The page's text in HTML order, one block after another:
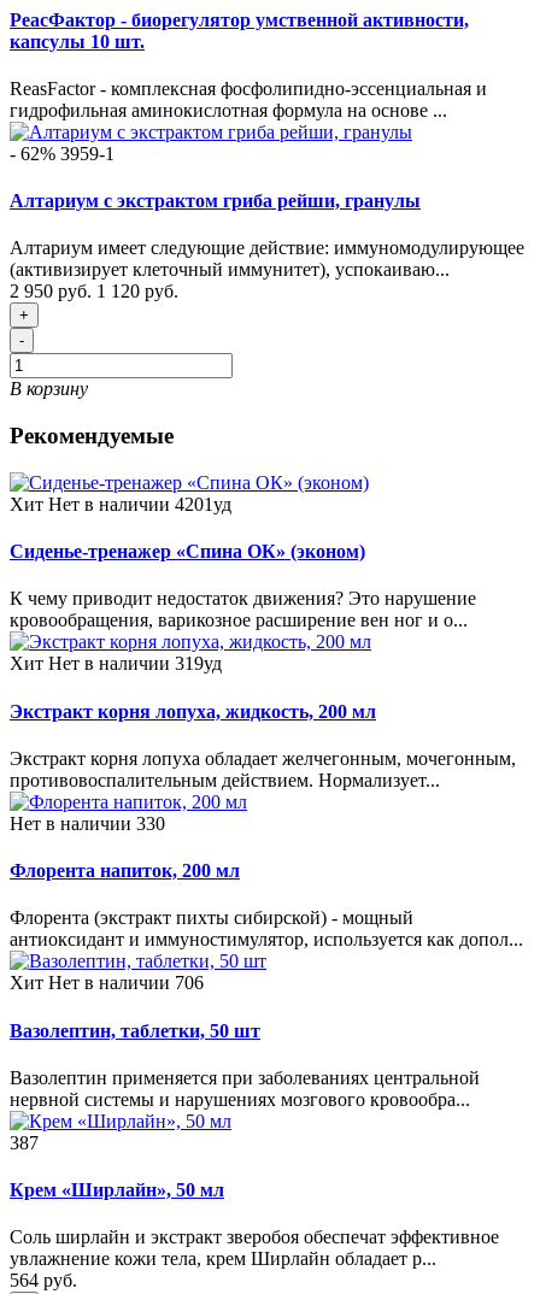
РеасФактор - биорегулятор умственной активности,
капсулы 10 шт.
ReasFactor - комплексная фосфолипидно-эссенциальная и
гидрофильная аминокислотная формула на основе ...
- 62% 3959-1
Алтариум с экстрактом гриба рейши, гранулы
Алтариум имеет следующие действие: иммуномодулирующее
(активизирует клеточный иммунитет), успокаиваю...
2 950 руб. 1 120 руб.
+
-
В корзину
Рекомендуемые
Хит Нет в наличии 4201уд
Сиденье-тренажер «Спина ОК» (эконом)
К чему приводит недостаток движения? Это нарушение
кровообращения, варикозное расширение вен ног и о...
Хит Нет в наличии 319уд
Экстракт корня лопуха, жидкость, 200 мл
Экстракт корня лопуха обладает желчегонным, мочегонным,
противовоспалительным действием. Нормализует...
Нет в наличии 330
Флорента напиток, 200 мл
Флорента (экстракт пихты сибирской) - мощный
антиоксидант и иммуностимулятор, используется как допол...
Хит Нет в наличии 706
Вазолептин, таблетки, 50 шт
Вазолептин применяется при заболеваниях центральной
нервной системы и нарушениях мозгового кровообра...
387
Крем «Ширлайн», 50 мл
Соль ширлайн и экстракт зверобоя обеспечат эффективное
увлажнение кожи тела, крем Ширлайн обладает р...
564 руб.